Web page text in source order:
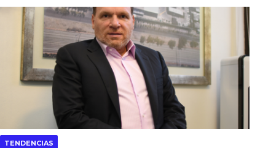
TENDENCIAS